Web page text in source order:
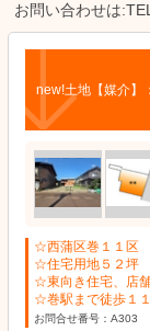
お問い合わせは:TEL
new!土地【媒介】
☆西蒲区巻１１区
☆住宅用地５２坪
☆東向き住宅、店
☆巻駅まで徒歩１
お問合せ番号：A303